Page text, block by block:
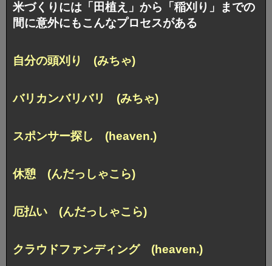
米づくりには「田植え」から「稲刈り」までの
間に意外にもこんなプロセスがある
自分の頭刈り (みちゃ)
バリカンバリバリ (みちゃ)
スポンサー探し (heaven.)
休憩 (んだっしゃこら)
厄払い (んだっしゃこら)
クラウドファンディング (heaven.)